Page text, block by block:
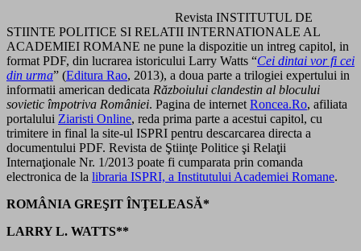
Revista INSTITUTUL DE
STIINTE POLITICE SI RELATII INTERNATIONALE AL
ACADEMIEI ROMANE ne pune la dispozitie un intreg capitol, in
format PDF, din lucrarea istoricului Larry Watts “Cei dintai vor fi cei
din urma” (Editura Rao, 2013), a doua parte a trilogiei expertului in
informatii american dedicata Războiului clandestin al blocului
sovietic împotriva României. Pagina de internet Roncea.Ro, afiliata
portalului Ziaristi Online, reda prima parte a acestui capitol, cu
trimitere in final la site-ul ISPRI pentru descarcarea directa a
documentului PDF. Revista de Ştiinţe Politice şi Relaţii
Internaţionale Nr. 1/2013 poate fi cumparata prin comanda
electronica de la libraria ISPRI, a Institutului Academiei Romane.
ROMÂNIA GREŞIT ÎNŢELEASĂ*
LARRY L. WATTS**